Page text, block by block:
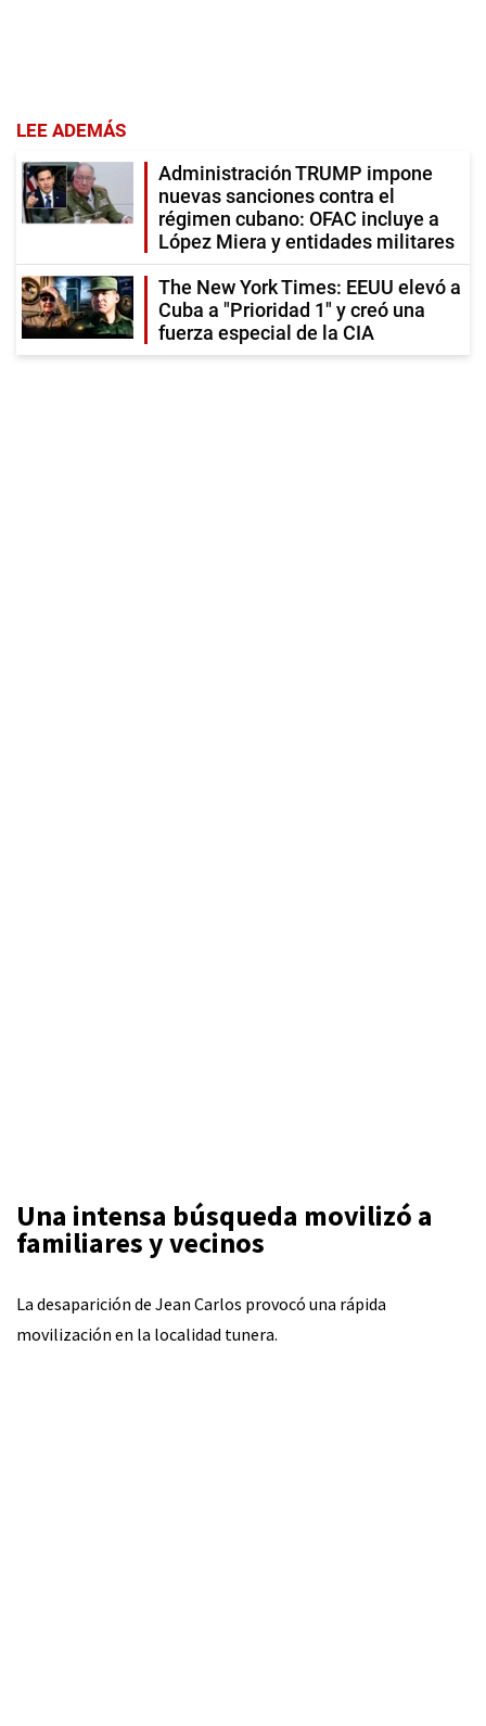
LEE ADEMÁS
Administración TRUMP impone
nuevas sanciones contra el
régimen cubano: OFAC incluye a
López Miera y entidades militares
The New York Times: EEUU elevó a
Cuba a "Prioridad 1" y creó una
fuerza especial de la CIA
Una intensa búsqueda movilizó a
familiares y vecinos
La desaparición de Jean Carlos provocó una rápida
movilización en la localidad tunera.